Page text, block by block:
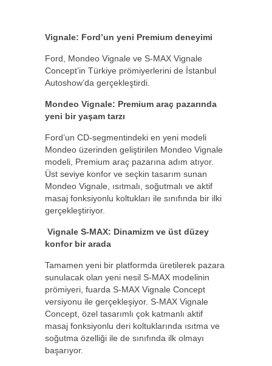
Vignale: Ford’un yeni Premium deneyimi
Ford, Mondeo Vignale ve S-MAX Vignale
Concept’in Türkiye prömiyerlerini de İstanbul
Autoshow’da gerçekleştirdi.
Mondeo Vignale: Premium araç pazarında
yeni bir yaşam tarzı
Ford’un CD-segmentindeki en yeni modeli
Mondeo üzerinden geliştirilen Mondeo Vignale
modeli, Premium araç pazarına adım atıyor.
Üst seviye konfor ve seçkin tasarım sunan
Mondeo Vignale, ısıtmalı, soğutmalı ve aktif
masaj fonksiyonlu koltukları ile sınıfında bir ilki
gerçekleştiriyor.
Vignale S-MAX: Dinamizm ve üst düzey
konfor bir arada
Tamamen yeni bir platformda üretilerek pazara
sunulacak olan yeni nesil S-MAX modelinin
prömiyeri, fuarda S-MAX Vignale Concept
versiyonu ile gerçekleşiyor. S-MAX Vignale
Concept, özel tasarımlı çok katmanlı aktif
masaj fonksiyonlu deri koltuklarında ısıtma ve
soğutma özelliği ile de sınıfında ilk olmayı
başarıyor.